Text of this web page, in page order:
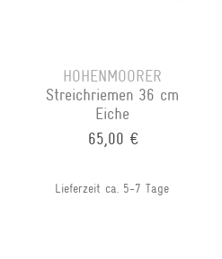
HOHENMOORER
Streichriemen 36 cm
Eiche
65,00 €
Lieferzeit ca. 5-7 Tage